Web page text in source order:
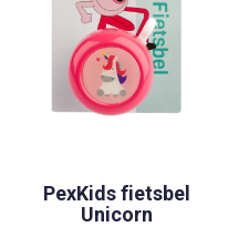
PexKids fietsbel
Unicorn